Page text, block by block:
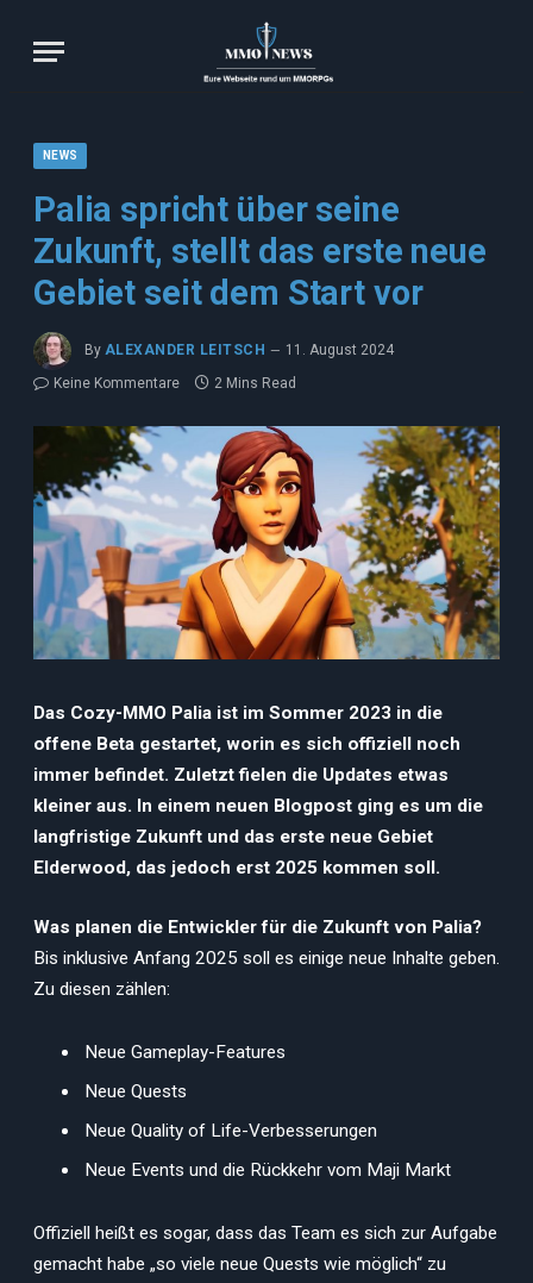
NEWS
Palia spricht über seine
Zukunft, stellt das erste neue
Gebiet seit dem Start vor
By ALEXANDER LEITSCH
11. August 2024
Keine Kommentare
2 Mins Read
Das Cozy-MMO Palia ist im Sommer 2023 in die
offene Beta gestartet, worin es sich offiziell noch
immer befindet. Zuletzt fielen die Updates etwas
kleiner aus. In einem neuen Blogpost ging es um die
langfristige Zukunft und das erste neue Gebiet
Elderwood, das jedoch erst 2025 kommen soll.
Was planen die Entwickler für die Zukunft von Palia?
Bis inklusive Anfang 2025 soll es einige neue Inhalte geben.
Zu diesen zählen:
Neue Gameplay-Features
Neue Quests
Neue Quality of Life-Verbesserungen
Neue Events und die Rückkehr vom Maji Markt
Offiziell heißt es sogar, dass das Team es sich zur Aufgabe
gemacht habe „so viele neue Quests wie möglich“ zu